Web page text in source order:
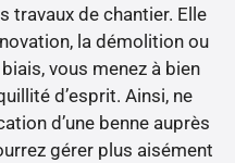
travaux de chantier. Elle
la démolition ou
vous menez à bien
d’esprit. Ainsi, ne
d’une benne auprès
gérer plus aisément